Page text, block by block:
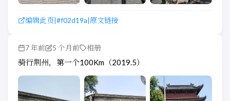
编辑此页 #f02d19a 原文链接
7 年前 5 个月前 相册
骑行荆州，第一个100Km（2019.5）